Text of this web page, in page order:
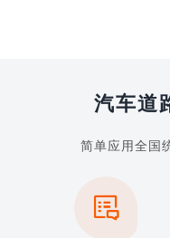
汽车道
简单应用全国
